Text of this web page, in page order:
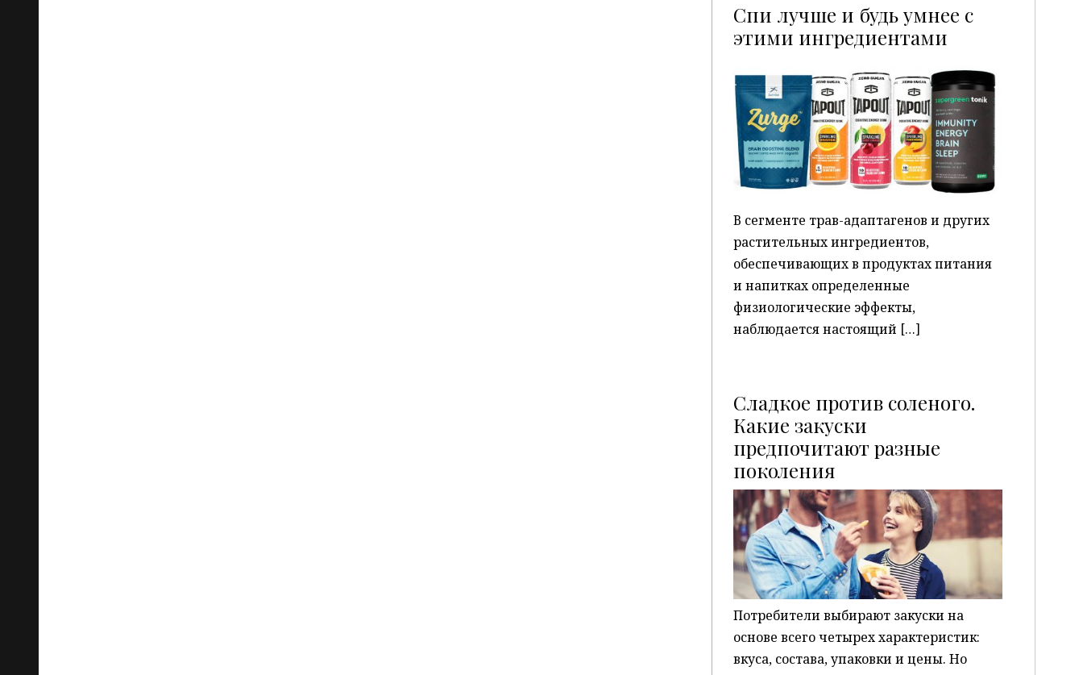
Спи лучше и будь умнее с
этими ингредиентами
P
В сегменте трав-адаптагенов и других
растительных ингредиентов,
обеспечивающих в продуктах питания
и напитках определенные
физиологические эффекты,
наблюдается настоящий […]
Сладкое против соленого.
Какие закуски
предпочитают разные
поколенияP
Потребители выбирают закуски на
основе всего четырех характеристик:
вкуса, состава, упаковки и цены. Но